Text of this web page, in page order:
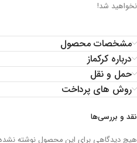
نخواهید شد!
مشخصات محصول
درباره کرکماز
حمل و نقل
روش های پرداخت
نقد و بررسی‌ها
هیچ دیدگاهی برای این محصول نوشته